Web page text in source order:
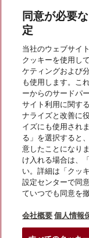
会社案内
サービス
同意が必要
定
当社のウェブサイ
クッキーを使用し
ケティングおよび
も使用します。こ
ーからのサードパ
サイト利用に関す
ナライズと改善に
イズにも使用され
る」を選択すると
意したことになり
け入れる場合は、
い。詳細は「クッ
設定センターで同
ていつでも同意を
会社概要 個人情報